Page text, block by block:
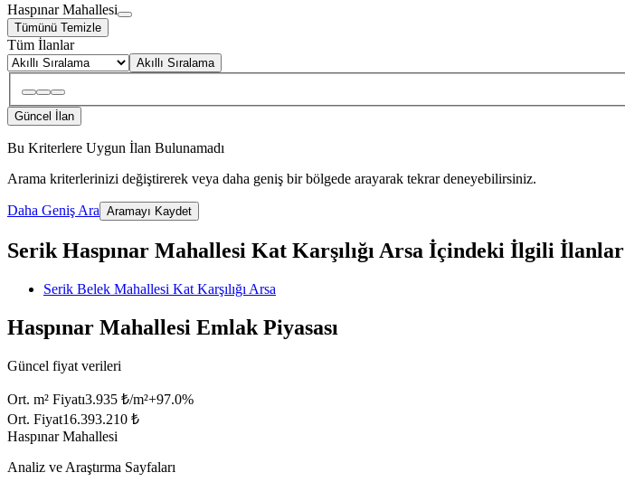
Haspınar Mahallesi
Tümünü Temizle
Tüm İlanlar
Akıllı Sıralama
Güncel İlan
Bu Kriterlere Uygun İlan Bulunamadı
Arama kriterlerinizi değiştirerek veya daha geniş bir bölgede arayarak tekrar deneyebilirsiniz.
Daha Geniş Ara Aramayı Kaydet
Serik Haspınar Mahallesi Kat Karşılığı Arsa İçindeki İlgili İlanlar
Serik Belek Mahallesi Kat Karşılığı Arsa
Haspınar Mahallesi Emlak Piyasası
Güncel fiyat verileri
Ort. m² Fiyatı3.935 ₺/m²+97.0%
Ort. Fiyat16.393.210 ₺
Haspınar Mahallesi
Analiz ve Araştırma Sayfaları